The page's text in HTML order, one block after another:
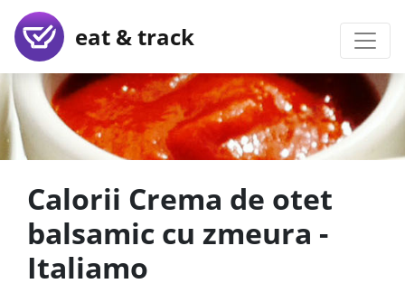
eat & track
Calorii Crema de otet
balsamic cu zmeura -
Italiamo